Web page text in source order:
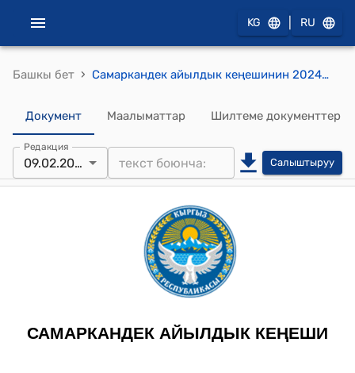
KG RU
Башкы бет › Самаркандек айылдык кеңешинин 2024-жылдын 9-февралындагы №59 "Самаркандек айыл өкмөтүнүн башчысы Д.Байзаковго ишенбестик көрсөтүү маселеси боюнча жабык добуш берүүнү уюштуруу үчүн эсептөө комиссисынын курамын шайлоо жөнүндө" токтому
Документ Маалыматтар Шилтеме документтер
Редакция
09.02.2024 Салыштыруу